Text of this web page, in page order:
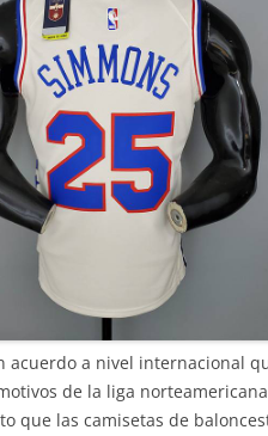
acuerdo a nivel internacional
de la liga
que las camisetas de